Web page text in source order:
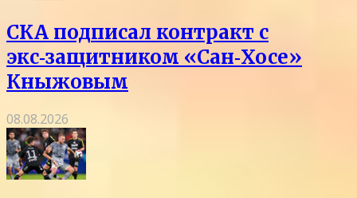
СКА подписал контракт с
экс‑защитником «Сан‑Хосе»
Кныжовым
08.08.2026